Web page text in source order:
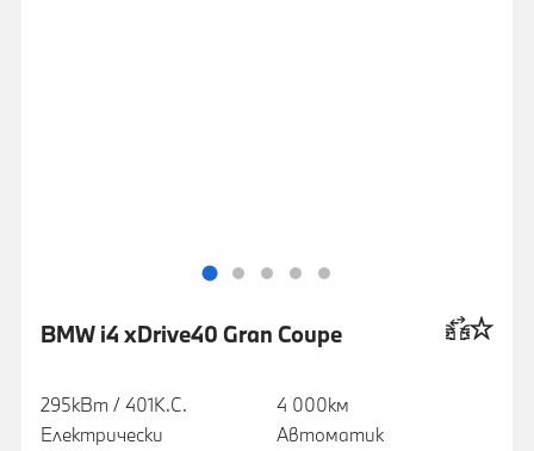
BMW i4 xDrive40 Gran Coupe
295кВт / 401К.С.
Електрически
4 000км
Автоматик